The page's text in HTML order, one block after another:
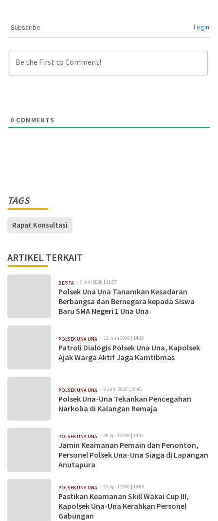
Subscribe Login
0 COMMENTS
TAGS
Rapat Konsultasi
ARTIKEL TERKAIT
BERITA 8 Juli 2026 | 11:57
Polsek Una Una Tanamkan Kesadaran
Berbangsa dan Bernegara kepada Siswa
Baru SMA Negeri 1 Una Una
POLSEK UNA UNA 13 Juni 2026 | 14:19
Patroli Dialogis Polsek Una Una, Kapolsek
Ajak Warga Aktif Jaga Kamtibmas
POLSEK UNA UNA 9 Juni 2026 | 18:45
Polsek Una-Una Tekankan Pencegahan
Narkoba di Kalangan Remaja
POLSEK UNA UNA 28 April 2026 | 20:11
Jamin Keamanan Pemain dan Penonton,
Personel Polsek Una-Una Siaga di Lapangan
Anutapura
POLSEK UNA UNA 24 April 2026 | 18:03
Pastikan Keamanan Skill Wakai Cup III,
Kapolsek Una-Una Kerahkan Personel
Gabungan